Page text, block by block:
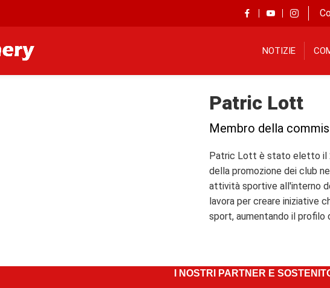
NOTIZIE
Patric Lott
Membro della
Patric Lott è stato eletto il
della promozione dei club
attività sportive all'interno
lavora per creare iniziative
sport, aumentando il profilo
I NOSTRI PARTNER E